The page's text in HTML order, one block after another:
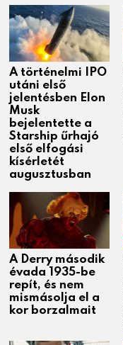
A történelmi IPO
utáni első
jelentésben Elon
Musk
bejelentette a
Starship űrhajó
első elfogási
kísérletét
augusztusban
A Derry második
évada 1935-be
repít, és nem
mismásolja el a
kor borzalmait